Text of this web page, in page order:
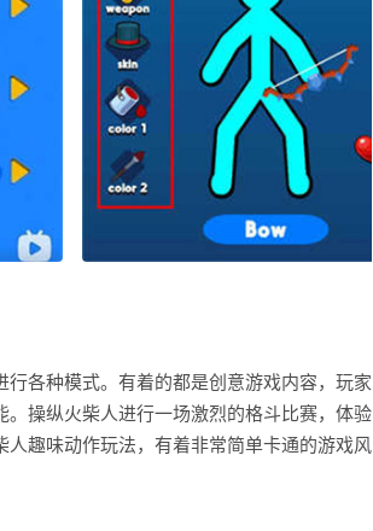
各种模式。有着的都是创意游戏内容，玩家
操纵火柴人进行一场激烈的格斗比赛，体验
趣味动作玩法，有着非常简单卡通的游戏风